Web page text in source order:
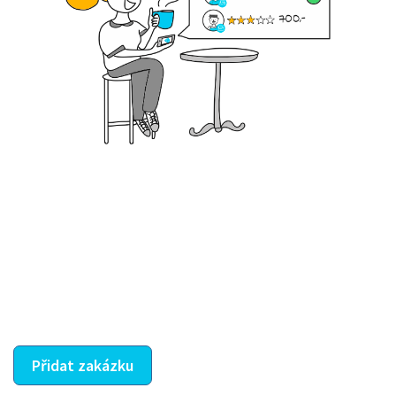
Přidat zakázku